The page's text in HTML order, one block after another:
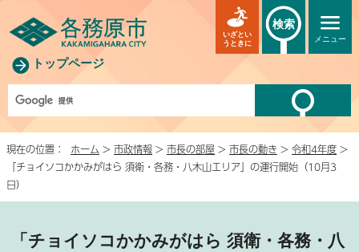
トップページ
メニュー
いざとい
うときに
検索
現在の位置： ホーム > 市政情報 > 市長の部屋 > 市長の動き > 令和4年度 >
「チョイソコかかみがはら 須衛・各務・八木山エリア」の運行開始（10月3
日）
「チョイソコかかみがはら 須衛・各務・八